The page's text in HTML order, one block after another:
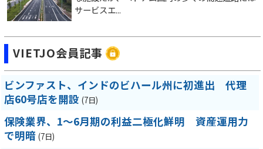
サービスエ...
VIETJO会員記事
ビンファスト、インドのビハール州に初進出 代理
店60号店を開設 (7日)
保険業界、1～6月期の利益二極化鮮明 資産運用力
で明暗 (7日)